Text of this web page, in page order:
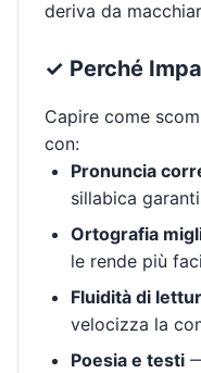
deriva da
✓ Perché
Capire come
con:
Pronuncia
sillabica
Ortografia
le rende più
Fluidità di
velocizza la
Poesia e testi